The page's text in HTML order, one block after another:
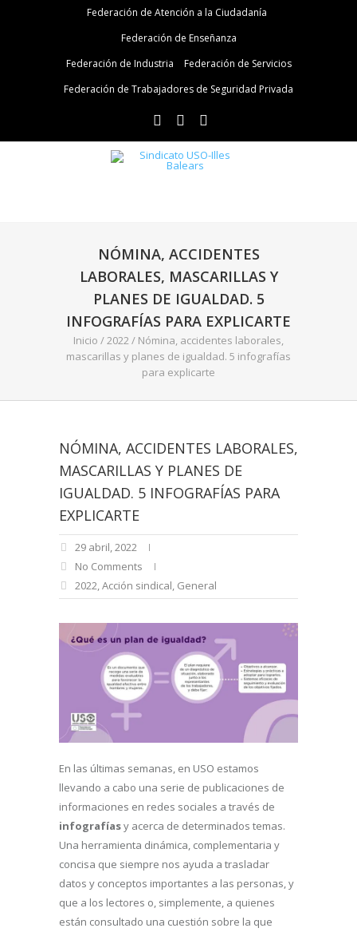
Federación de Atención a la Ciudadanía
Federación de Enseñanza
Federación de Industria
Federación de Servicios
Federación de Trabajadores de Seguridad Privada
NÓMINA, ACCIDENTES
LABORALES, MASCARILLAS Y
PLANES DE IGUALDAD. 5
INFOGRAFÍAS PARA EXPLICARTE
Inicio /2022/ Nómina, accidentes laborales,
mascarillas y planes de igualdad. 5 infografías
para explicarte
NÓMINA, ACCIDENTES LABORALES,
MASCARILLAS Y PLANES DE
IGUALDAD. 5 INFOGRAFÍAS PARA
EXPLICARTE
29 abril, 2022
No Comments
2022,Acción sindical, General
En las últimas semanas, en USO estamos
llevando a cabo una serie de publicaciones de
informaciones en redes sociales a través de
infografíasy acerca de determinados temas.
Una herramienta dinámica, complementaria y
concisa que siempre nos ayuda a trasladar
datos y conceptos importantes a las personas, y
que a los lectores o, simplemente, a quienes
están consultado una cuestión sobre la que